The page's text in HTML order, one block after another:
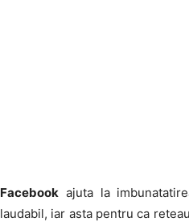
Facebook ajuta la
laudabil, iar asta pentru ca